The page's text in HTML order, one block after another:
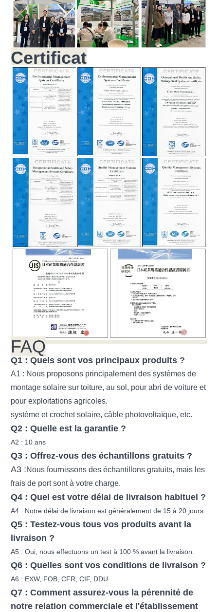
Certificat
FAQ
Q1 : Quels sont vos principaux produits ?
A1 : Nous proposons principalement des systèmes de
montage solaire sur toiture, au sol, pour abri de voiture et
pour exploitations agricoles.
système et crochet solaire, câble photovoltaïque, etc.
Q2 : Quelle est la garantie ?
A2 : 10 ans
Q3 : Offrez-vous des échantillons gratuits ?
A3 :Nous fournissons des échantillons gratuits, mais les
frais de port sont à votre charge.
Q4 : Quel est votre délai de livraison habituel ?
A4 : Notre délai de livraison est généralement de 15 à 20 jours.
Q5 : Testez-vous tous vos produits avant la
livraison ?
A5 : Oui, nous effectuons un test à 100 % avant la livraison.
Q6 : Quelles sont vos conditions de livraison ?
A6 : EXW, FOB, CFR, CIF, DDU.
Q7 : Comment assurez-vous la pérennité de
notre relation commerciale et l'établissement